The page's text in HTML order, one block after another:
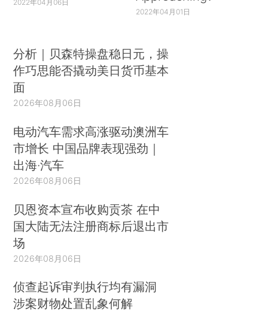
2022年04月06日
2022年04月01日
分析｜贝森特操盘稳日元，操
作巧思能否撬动美日货币基本
面
2026年08月06日
电动汽车需求高涨驱动澳洲车
市增长 中国品牌表现强劲｜
出海·汽车
2026年08月06日
贝恩资本宣布收购贡茶 在中
国大陆无法注册商标后退出市
场
2026年08月06日
侦查起诉审判执行均有漏洞
涉案财物处置乱象何解